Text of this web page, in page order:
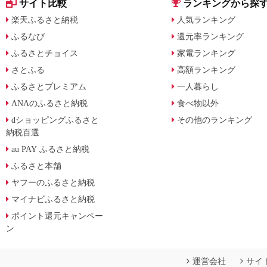
サイト比較
楽天ふるさと納税
ふるなび
ふるさとチョイス
さとふる
ふるさとプレミアム
ANAのふるさと納税
dショッピングふるさと
納税百選
au PAY ふるさと納税
ふるさと本舗
ヤフーのふるさと納税
マイナビふるさと納税
ポイント還元キャンペー
ン
ランキングから探
人気ランキング
還元率ランキング
家電ランキング
高額ランキング
一人暮らし
食べ物以外
その他のランキング
運営会社 サイ